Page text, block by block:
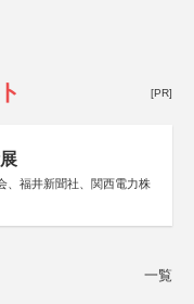
[PR]
、福井新聞社、関西電力株
一覧